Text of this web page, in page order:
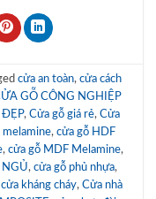
cửa an toàn, cửa cách
GỖ CÔNG NGHIỆP
ĐẸP, Cửa gỗ giá rẻ, Cửa
melamine, cửa gỗ HDF
, cửa gỗ MDF Melamine,
NGỦ, cửa gỗ phủ nhựa,
cửa kháng cháy, Cửa nhà